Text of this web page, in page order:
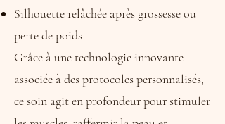
Silhouette relâchée après grossesse ou
perte de poids
Grâce à une technologie innovante
associée à des protocoles personnalisés,
ce soin agit en profondeur pour stimuler